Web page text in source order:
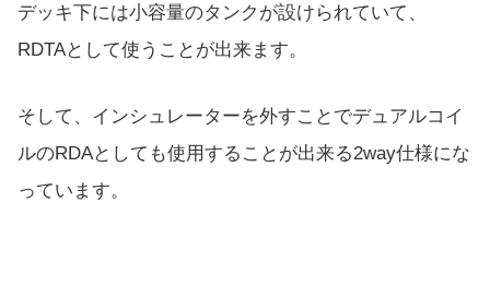
デッキ下には小容量のタンクが設けられていて、
RDTAとして使うことが出来ます。
そして、インシュレーターを外すことでデュアルコイ
ルのRDAとしても使用することが出来る2way仕様にな
っています。